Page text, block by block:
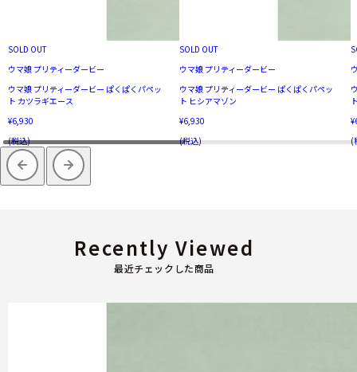
SOLD OUT
ウマ娘 プリティーダービー
ウマ娘 プリティーダービー ぱくぱくパペッ
ト カツラギエース
¥6,930
(税込)
SOLD OUT
ウマ娘 プリティーダービー
ウマ娘 プリティーダービー ぱくぱくパペッ
ト ヒシアマゾン
¥6,930
(税込)
(
最近チェックした商品
Recently Viewed